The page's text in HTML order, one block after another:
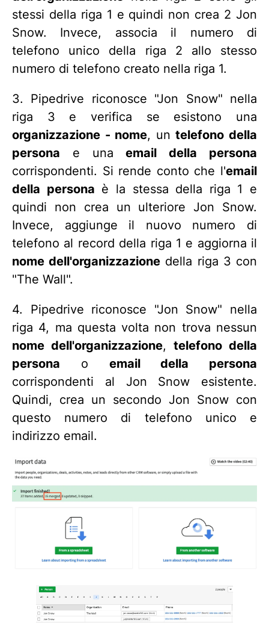
stessi della riga 1 e quindi non crea 2 Jon
Snow. Invece, associa il numero di
telefono unico della riga 2 allo stesso
numero di telefono creato nella riga 1.
3. Pipedrive riconosce "Jon Snow" nella
riga 3 e verifica se esistono una
organizzazione - nome, untelefono della
persona e unaemail della persona
corrispondenti. Si rende conto che l'email
della persona è la stessa della riga 1 e
quindi non crea un ulteriore Jon Snow.
Invece, aggiunge il nuovo numero di
telefono al record della riga 1 e aggiorna il
nome dell'organizzazione della riga 3 con
"The Wall".
4. Pipedrive riconosce "Jon Snow" nella
riga 4, ma questa volta non trova nessun
nome dell'organizzazione, telefono della
persona o email della persona
corrispondenti al Jon Snow esistente.
Quindi, crea un secondo Jon Snow con
questo numero di telefono unico e
indirizzo email.